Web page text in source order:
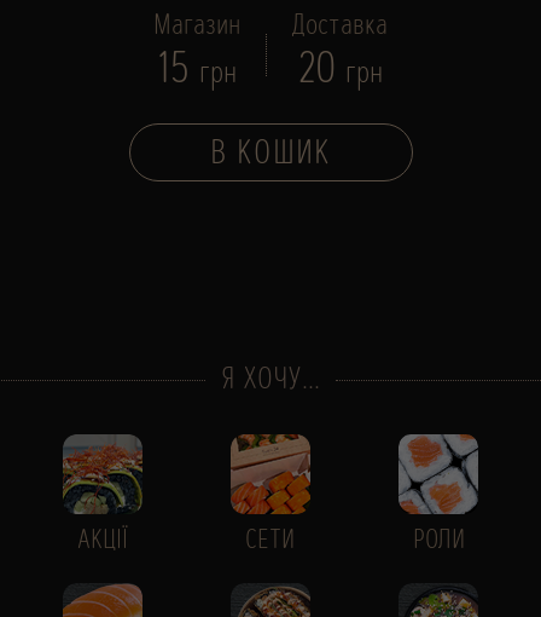
Магазин
15 грн
Доставка
20 грн
В КОШИК
Я ХОЧУ...
АКЦІЇ СЕТИ РОЛИ